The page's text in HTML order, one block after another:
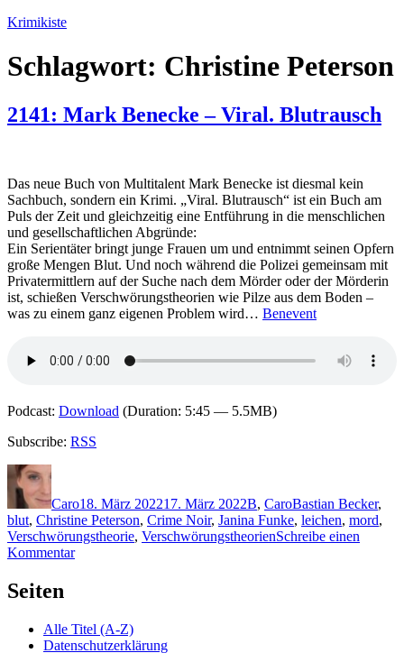
Zum
springen
Krimikiste
Schlagwort: Christine Peterson
2141: Mark Benecke – Viral. Blutrausch
Das neue Buch von Multitalent Mark Benecke ist diesmal kein
Sachbuch, sondern ein Krimi. „Viral. Blutrausch“ ist ein Buch am
Puls der Zeit und gleichzeitig eine Entführung in die menschlichen
und gesellschaftlichen Abgründe:
Ein Serientäter bringt junge Frauen um und entnimmt seinen Opfern
große Mengen Blut. Und noch während die Polizei gemeinsam mit
Privatermittlern auf der Suche nach dem Mörder oder der Mörderin
ist, schießen Verschwörungstheorien wie Pilze aus dem Boden –
was zu einem ganz eigenen Problem wird… Benevent
Podcast: Download (Duration: 5:45 — 5.5MB)
Subscribe: RSS
Autor
Caro18. März 202217. März 2022B, CaroBastian Becker,
blut, Christine Peterson, Crime Noir, Janina Funke, leichen, mord,
Verschwörungstheorie, VerschwörungstheorienSchreibe einen
Kommentarzu
Viral.
Blutrausch
Seiten
Alle Titel (A-Z)
Datenschutzerklärung